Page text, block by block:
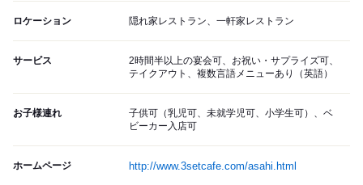
ロケーション 隠れ家レストラン、一軒家レストラン
サービス
2時間半以上の宴会可、お祝い・サプライズ可、
テイクアウト、複数言語メニューあり（英語）
お子様連れ
子供可（乳児可、未就学児可、小学生可）、ベ
ビーカー入店可
ホームページ http://www.3setcafe.com/asahi.html